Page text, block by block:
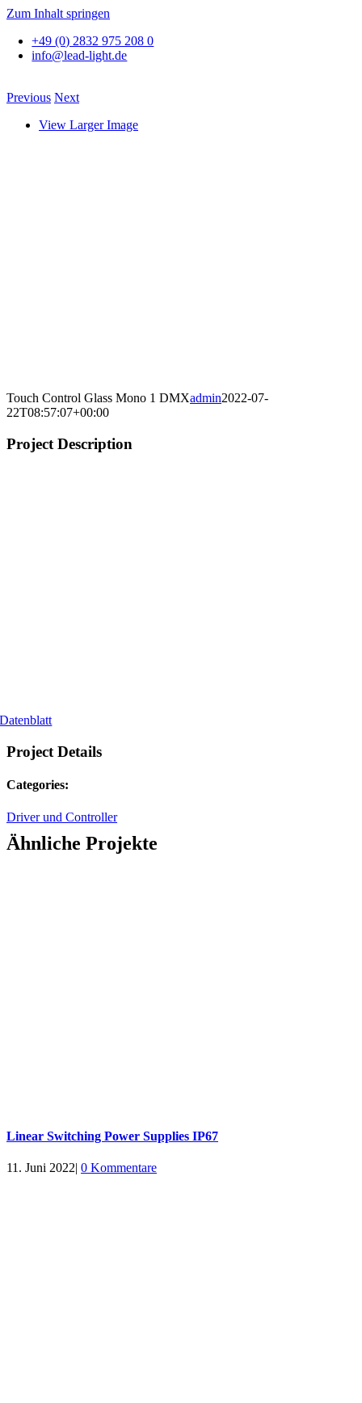
Zum Inhalt springen
+49 (0) 2832 975 208 0
info@lead-light.de
Previous Next
View Larger Image
Touch Control Glass Mono 1 DMXadmin2022-07-
22T08:57:07+00:00
Project Description
Datenblatt
Project Details
Categories:
Driver und Controller
Ähnliche Projekte
Linear Switching Power Supplies IP67
11. Juni 2022| 0 Kommentare